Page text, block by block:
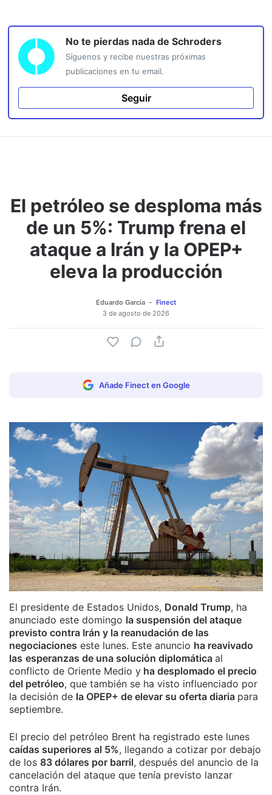
No te pierdas nada de Schroders
Síguenos y recibe nuestras próximas
publicaciones en tu email.
Seguir
El petróleo se desploma más
de un 5%: Trump frena el
ataque a Irán y la OPEP+
eleva la producción
Eduardo García
Finect
3 de agosto de 2026
Añade Finect en Google
El presidente de Estados Unidos, Donald Trump, ha
anunciado este domingo la suspensión del ataque
previsto contra Irán y la reanudación de las
negociaciones este lunes. Este anuncio ha reavivado
las esperanzas de una solución diplomática al
conflicto de Oriente Medio y ha desplomado el precio
del petróleo, que también se ha visto influenciado por
la decisión de la OPEP+ de elevar su oferta diaria para
septiembre.
El precio del petróleo Brent ha registrado este lunes
caídas superiores al 5%, llegando a cotizar por debajo
de los 83 dólares por barril, después del anuncio de la
cancelación del ataque que tenía previsto lanzar
contra Irán.